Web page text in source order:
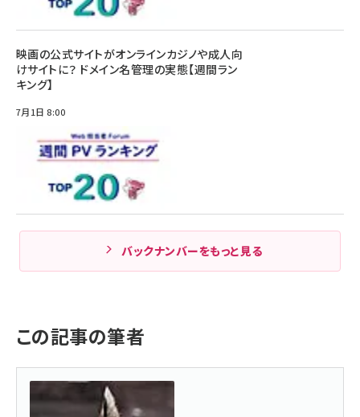
映画の公式サイトがオンラインカジノや成人向
けサイトに？ ドメイン名管理の実態【週間ラン
キング】
7月1日 8:00
バックナンバーをもっと見る
この記事の筆者